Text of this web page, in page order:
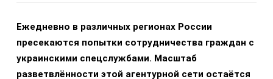
Ежедневно в различных регионах России
пресекаются попытки сотрудничества граждан с
украинскими спецслужбами. Масштаб
разветвлённости этой агентурной сети остаётся